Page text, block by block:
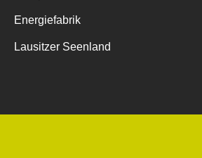
Energiefabrik
Lausitzer Seenland